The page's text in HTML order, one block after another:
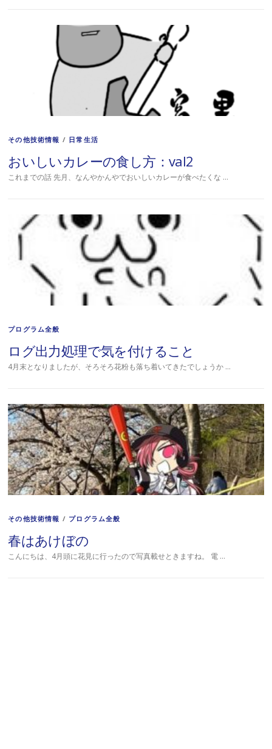
その他技術情報 / 日常生活
おいしいカレーの食し方：val2
これまでの話 先月、なんやかんやでおいしいカレーが食べたくな …
プログラム全般
ログ出力処理で気を付けること
4月末となりましたが、そろそろ花粉も落ち着いてきたでしょうか …
その他技術情報 / プログラム全般
春はあけぼの
こんにちは、4月頭に花見に行ったので写真載せときますね。 電 …